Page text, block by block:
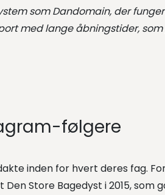
som Dandomain, der
med lange åbningstider,
følgere
inden for hvert deres fag.
Store Bagedyst i 2015, som